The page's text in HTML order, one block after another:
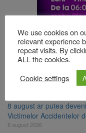
TOP ȘTIRI
țara, aceeași oră și
8 august ar putea
Victimelor Accidentelor
8 august 2026
We use cookies on
relevant experience
repeat visits. By
ALL the cookies.
Cookie settings